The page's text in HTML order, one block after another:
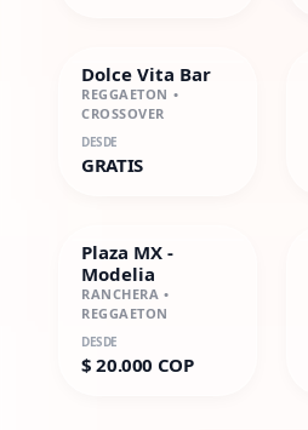
Dolce Vita Bar
REGGAETON •
CROSSOVER
DESDE
GRATIS
Plaza MX -
Modelia
RANCHERA •
REGGAETON
DESDE
$ 20.000 COP